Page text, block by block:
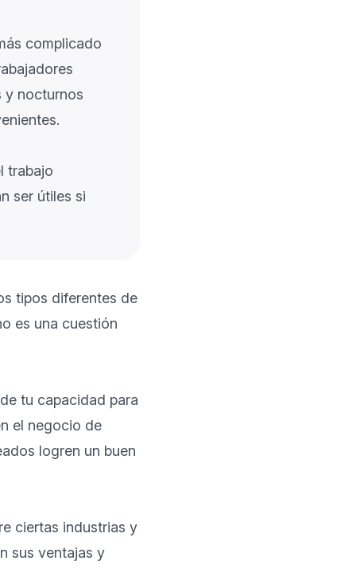
complicado
y nocturnos
trabajo
ser útiles si
tipos diferentes de
es una cuestión
tu capacidad para
el negocio de
logren un buen
ciertas industrias y
sus ventajas y